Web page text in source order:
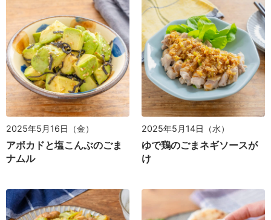
2025年5月16日（金）
アボカドと塩こんぶのごま
ナムル
2025年5月14日（水）
ゆで鶏のごまネギソースが
け